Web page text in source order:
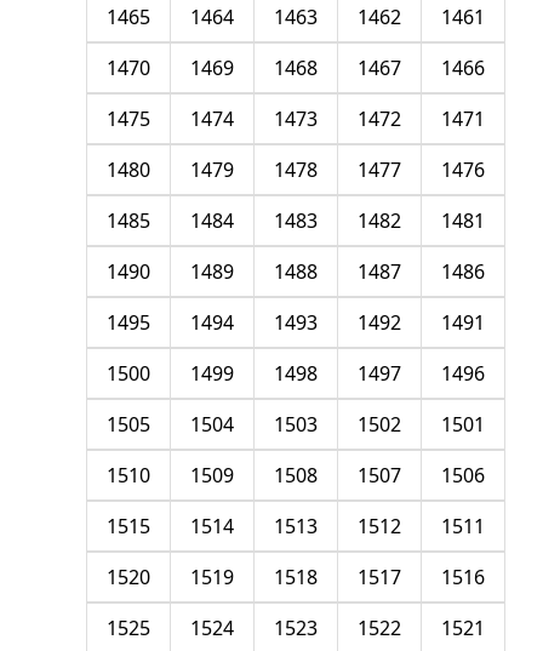
1461
1462
1463
1464
1465
1466
1467
1468
1469
1470
1471
1472
1473
1474
1475
1476
1477
1478
1479
1480
1481
1482
1483
1484
1485
1486
1487
1488
1489
1490
1491
1492
1493
1494
1495
1496
1497
1498
1499
1500
1501
1502
1503
1504
1505
1506
1507
1508
1509
1510
1511
1512
1513
1514
1515
1516
1517
1518
1519
1520
1521
1522
1523
1524
1525